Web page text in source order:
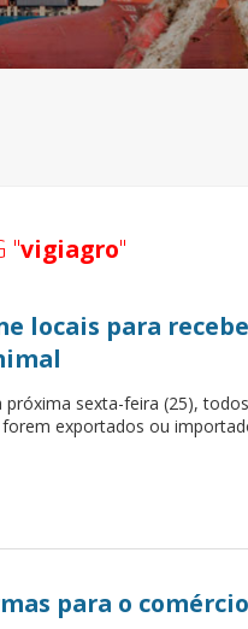
"vigiagro"
locais para
próxima sexta-feira (25),
exportados ou
para o